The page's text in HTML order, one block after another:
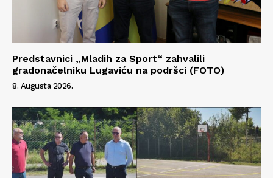
Info
O nama
Kontakt
Impressum
Predstavnici „Mladih za Sport“ zahvalili
gradonačelniku Lugaviću na podršci (FOTO)
8. Augusta 2026.